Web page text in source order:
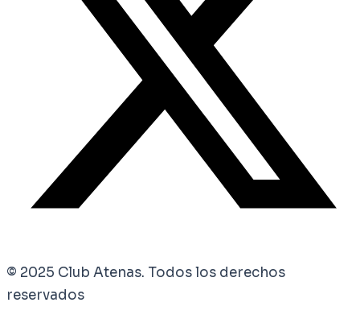
© 2025 Club Atenas. Todos los derechos
reservados